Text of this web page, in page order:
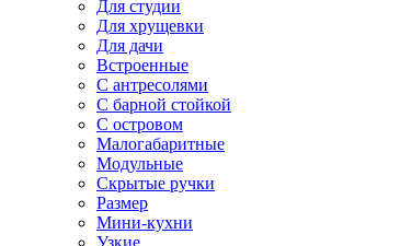
Для студии
Для хрущевки
Для дачи
Встроенные
С антресолями
С барной стойкой
С островом
Малогабаритные
Модульные
Скрытые ручки
Размер
Мини-кухни
Узкие